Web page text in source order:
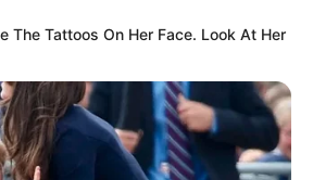
The Tattoos On Her Face. Look At Her